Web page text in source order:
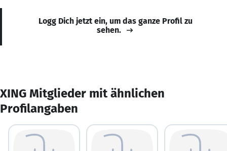
Logg Dich jetzt ein, um das ganze Profil zu
sehen.
XING Mitglieder mit ähnlichen
Profilangaben